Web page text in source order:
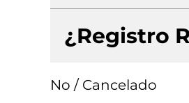
¿Registro
No / Cancelado